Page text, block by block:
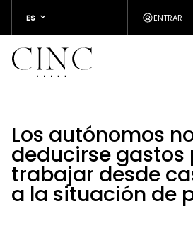
ES ENTRAR
Los autónomos
deducirse gastos
trabajar desde
a la situación de